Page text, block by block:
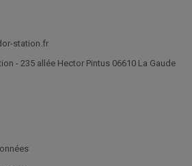
station.fr
- 235 allée Hector Pintus 06610 La Gaude